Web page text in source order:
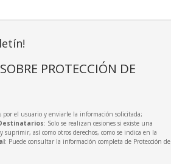
PROTECCIÓN DE
por el usuario y enviarle la información solicitada;
: Solo se realizan cesiones si existe una
suprimir, así como otros derechos, como se indica en la
: Puede consultar la información completa de Protección de